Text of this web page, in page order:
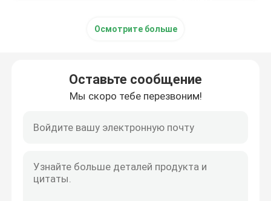
Дом
Осмотрите больше
Оставьте сообщение
Мы скоро тебе перезвоним!